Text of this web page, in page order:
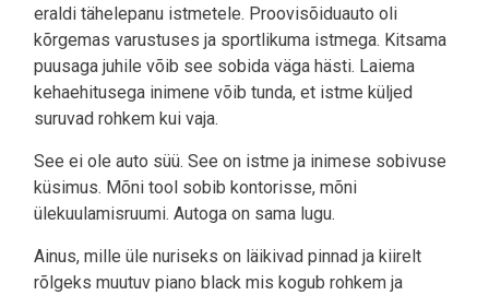
eraldi tähelepanu istmetele. Proovisõiduauto oli
kõrgemas varustuses ja sportlikuma istmega. Kitsama
puusaga juhile võib see sobida väga hästi. Laiema
kehaehitusega inimene võib tunda, et istme küljed
suruvad rohkem kui vaja.
See ei ole auto süü. See on istme ja inimese sobivuse
küsimus. Mõni tool sobib kontorisse, mõni
ülekuulamisruumi. Autoga on sama lugu.
Ainus, mille üle nuriseks on läikivad pinnad ja kiirelt
rõlgeks muutuv piano black mis kogub rohkem ja